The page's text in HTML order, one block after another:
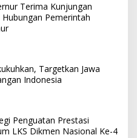
Terima Kunjungan
Pemerintah
Targetkan Jawa
Indonesia
Penguatan Prestasi
LKS Dikmen Nasional Ke-4